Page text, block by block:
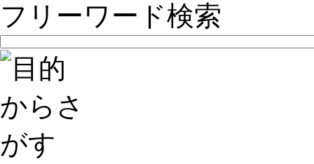
フリーワード検索